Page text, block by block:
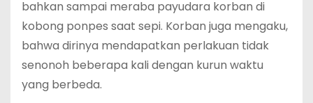
bahkan sampai meraba payudara korban di
kobong ponpes saat sepi. Korban juga mengaku,
bahwa dirinya mendapatkan perlakuan tidak
senonoh beberapa kali dengan kurun waktu
yang berbeda.